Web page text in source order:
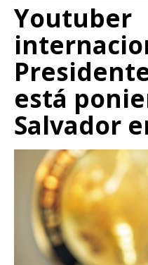
Youtuber
está
Salvador